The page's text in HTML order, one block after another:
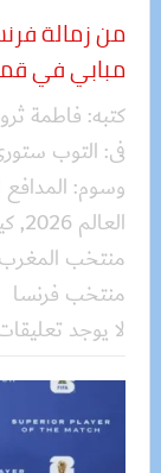
من زمالة
مبابي في
كتبه: فاطمة
فى: التوب
وسوم:
العالم 2026
,
منتخب
منتخب فرنسا
لا يوجد